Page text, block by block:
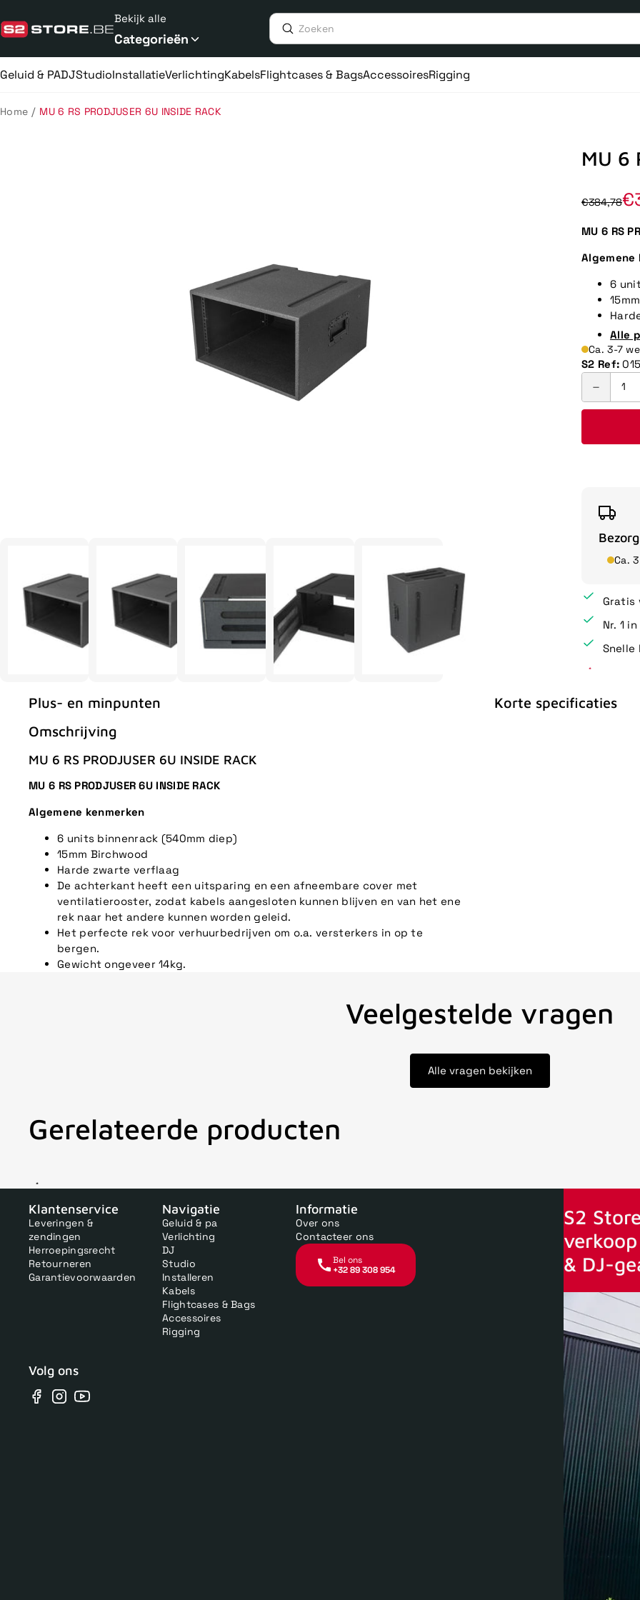
naar
de
Bekijk alle
Categorieën
Geluid & PADJStudioInstallatieVerlichtingKabelsFlightcases & BagsAccessoiresRigging
Home / MU 6 RS PRODJUSER 6U INSIDE RACK
MU 6
€384,78
MU 6 RS
Algemene
6
Alle
Ca. 3-7
S2 Ref:
Ca.
Gratis
Nr. 1
Snelle
Plus- en minpunten
Omschrijving
MU 6 RS PRODJUSER 6U INSIDE RACK
MU 6 RS PRODJUSER 6U INSIDE RACK
Algemene kenmerken
6 units binnenrack (540mm diep)
15mm Birchwood
Harde zwarte verflaag
De achterkant heeft een uitsparing en een afneembare cover met
ventilatierooster, zodat kabels aangesloten kunnen blijven en van het ene
rek naar het andere kunnen worden geleid.
Het perfecte rek voor verhuurbedrijven om o.a. versterkers in op te
bergen.
Gewicht ongeveer 14kg.
Korte specificaties
Veelgestelde vragen
Alle vragen bekijken
Gerelateerde producten
Voor 15uur besteld, zelfde dag verstuurd Echte winkel +35 jaar
Klantenservice
Leveringen &
zendingen
Herroepingsrecht
Retourneren
Garantievoorwaarden
Navigatie
Geluid & pa
Verlichting
DJ
Studio
Installeren
Kabels
Flightcases & Bags
Accessoires
Rigging
Informatie
Over ons
Contacteer ons
Bel ons
+32 89 308 954
Volg ons
Facebook
Instagram
YouTube
S2
& DJ-